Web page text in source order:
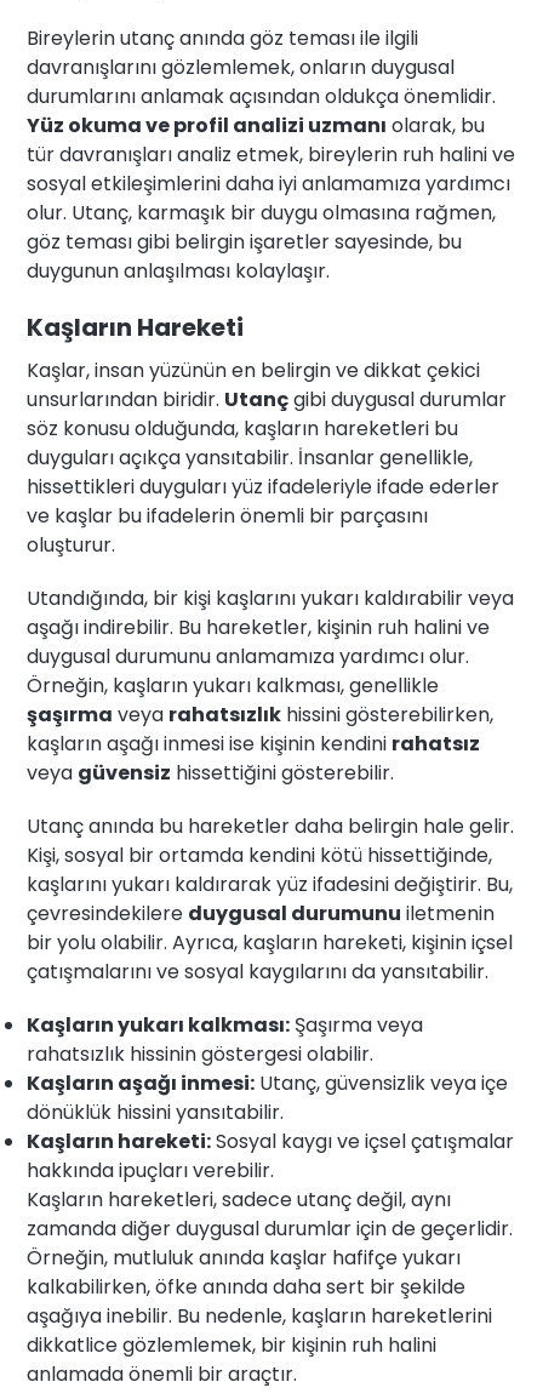
Bireylerin utanç anında göz teması ile ilgili
davranışlarını gözlemlemek, onların duygusal
durumlarını anlamak açısından oldukça önemlidir.
Yüz okuma ve profil analizi uzmanı olarak, bu
tür davranışları analiz etmek, bireylerin ruh halini ve
sosyal etkileşimlerini daha iyi anlamamıza yardımcı
olur. Utanç, karmaşık bir duygu olmasına rağmen,
göz teması gibi belirgin işaretler sayesinde, bu
duygunun anlaşılması kolaylaşır.
Kaşların Hareketi
Kaşlar, insan yüzünün en belirgin ve dikkat çekici
unsurlarından biridir. Utançgibi duygusal durumlar
söz konusu olduğunda, kaşların hareketleri bu
duyguları açıkça yansıtabilir. İnsanlar genellikle,
hissettikleri duyguları yüz ifadeleriyle ifade ederler
ve kaşlar bu ifadelerin önemli bir parçasını
oluşturur.
Utandığında, bir kişi kaşlarını yukarı kaldırabilir veya
aşağı indirebilir. Bu hareketler, kişinin ruh halini ve
duygusal durumunu anlamamıza yardımcı olur.
Örneğin, kaşların yukarı kalkması, genellikle
şaşırma veya rahatsızlık hissini gösterebilirken,
kaşların aşağı inmesi ise kişinin kendini rahatsız
veya güvensiz hissettiğini gösterebilir.
Utanç anında bu hareketler daha belirgin hale gelir.
Kişi, sosyal bir ortamda kendini kötü hissettiğinde,
kaşlarını yukarı kaldırarak yüz ifadesini değiştirir. Bu,
çevresindekilere duygusal durumunu iletmenin
bir yolu olabilir. Ayrıca, kaşların hareketi, kişinin içsel
çatışmalarını ve sosyal kaygılarını da yansıtabilir.
Kaşların yukarı kalkması: Şaşırma veya
rahatsızlık hissinin göstergesi olabilir.
Kaşların aşağı inmesi: Utanç, güvensizlik veya içe
dönüklük hissini yansıtabilir.
Kaşların hareketi:Sosyal kaygı ve içsel çatışmalar
hakkında ipuçları verebilir.
Kaşların hareketleri, sadece utanç değil, aynı
zamanda diğer duygusal durumlar için de geçerlidir.
Örneğin, mutluluk anında kaşlar hafifçe yukarı
kalkabilirken, öfke anında daha sert bir şekilde
aşağıya inebilir. Bu nedenle, kaşların hareketlerini
dikkatlice gözlemlemek, bir kişinin ruh halini
anlamada önemli bir araçtır.